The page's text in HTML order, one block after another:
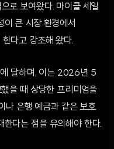
로 보여왔다. 마이클 세일
이 큰 시장 환경에서
다고 강조해 왔다.
달하며, 이는 2026년 5
을 때 상당한 프리미엄을
나 은행 예금과 같은 보호
다는 점을 유의해야 한다.